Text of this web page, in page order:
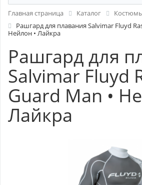
Главная страница Каталог
Рашгард для плавания Salvimar Fluyd
Нейлон • Лайкра
Рашгард для
Salvimar Fluyd
Guard Man •
Лайкра